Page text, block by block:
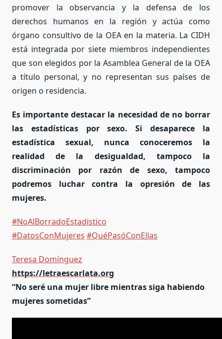
promover la observancia y la defensa de los
derechos humanos en la región y actúa como
órgano consultivo de la OEA en la materia. La CIDH
está integrada por siete miembros independientes
que son elegidos por la Asamblea General de la OEA
a título personal, y no representan sus países de
origen o residencia.
Es importante destacar la necesidad de no borrar
las estadísticas por sexo. Si desaparece la
estadística sexual, nunca conoceremos la
realidad de la desigualdad, tampoco la
discriminación por razón de sexo, tampoco
podremos luchar contra la opresión de las
mujeres.
#NoAlBorradoEstadistico
#DatosConMujeres #QuéPasóConEllas
Teresa Domínguez
https://letraescarlata.org
“No seré una mujer libre mientras siga habiendo
mujeres sometidas”